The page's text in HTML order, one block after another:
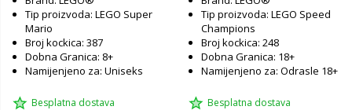
Tip proizvoda: LEGO Super
Mario
Broj kockica: 387
Dobna Granica: 8+
Namijenjeno za: Uniseks
Besplatna dostava
Tip proizvoda: LEGO Speed
Champions
Broj kockica: 248
Dobna Granica: 18+
Namijenjeno za: Odrasle 18+
Besplatna dostava